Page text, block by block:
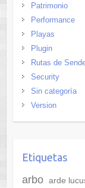
Patrimonio
Performance
Playas
Plugin
Rutas de
Security
Sin categoría
Version
Etiquetas
arbo arde